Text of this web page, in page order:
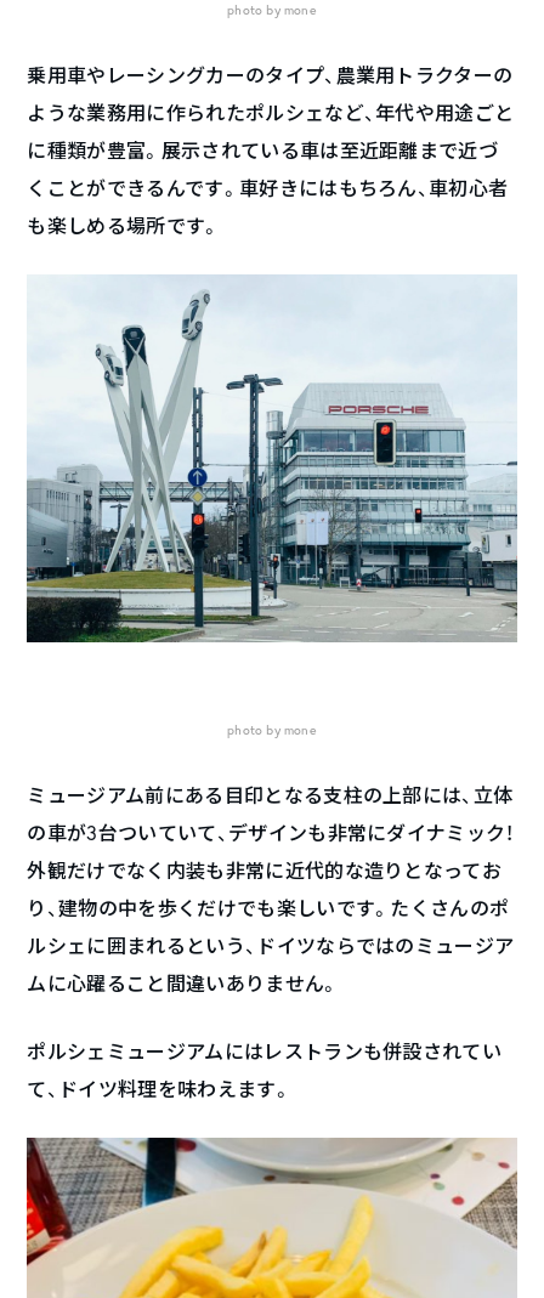
photo by mone
乗用車やレーシングカーのタイプ、農業用トラクターの
ような業務用に作られたポルシェなど、年代や用途ごと
に種類が豊富。展示されている車は至近距離まで近づ
くことができるんです。車好きにはもちろん、車初心者
も楽しめる場所です。
photo by mone
ミュージアム前にある目印となる支柱の上部には、立体
の車が3台ついていて、デザインも非常にダイナミック！
外観だけでなく内装も非常に近代的な造りとなってお
り、建物の中を歩くだけでも楽しいです。たくさんのポ
ルシェに囲まれるという、ドイツならではのミュージア
ムに心躍ること間違いありません。
ポルシェミュージアムにはレストランも併設されてい
て、ドイツ料理を味わえます。